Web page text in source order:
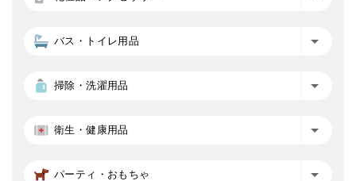
バス・トイレ用品
掃除・洗濯用品
衛生・健康用品
パーティ・おもちゃ